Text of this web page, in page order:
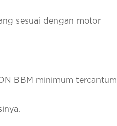
sesuai dengan motor
BBM minimum tercantum